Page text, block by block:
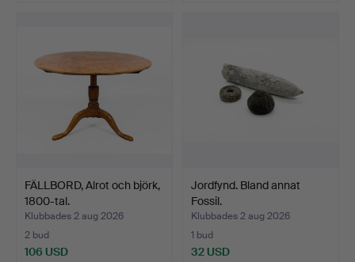
FÄLLBORD, Alrot och björk,
1800-tal.
Klubbades 2 aug 2026
2 bud
106 USD
Jordfynd. Bland annat
Fossil.
Klubbades 2 aug 2026
1 bud
32 USD